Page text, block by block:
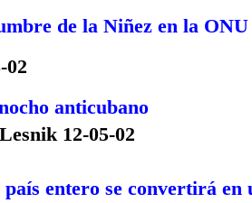
de la Niñez en la ONU
02
anticubano
12-05-02
entero se convertirá en